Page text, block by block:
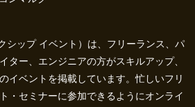
シップ イベント）は、フリーランス、パ
ター、エンジニアの方がスキルアップ、
イベントを掲載しています。忙しいフリ
・セミナーに参加できるようにオンライ